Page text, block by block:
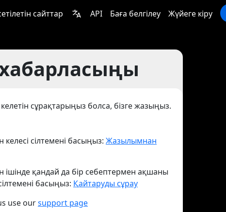
сайттар API Баға белгілеу Жүйеге кіру
хабарласыңы
келетін сұрақтарыңыз болса, бізге жазыңыз.
сілтемені басыңыз: Жазылымнан
ішінде қандай да бір себептермен ақшаны
басыңыз: Қайтаруды сұрау
use oursupport page